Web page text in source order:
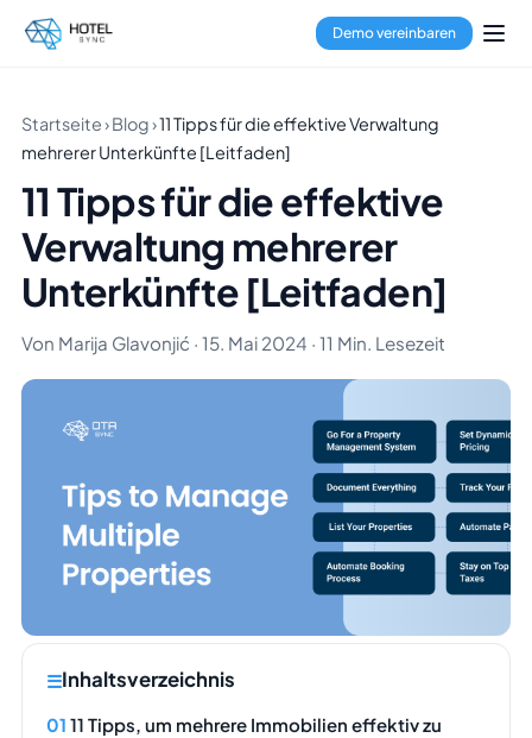
Demo vereinbaren
Startseite›Blog›11 Tipps für die effektive Verwaltung
mehrerer Unterkünfte [Leitfaden]
11 Tipps für die effektive
Verwaltung mehrerer
Unterkünfte [Leitfaden]
Von Marija Glavonjić · 15. Mai 2024 · 11 Min. Lesezeit
Inhaltsverzeichnis
11 Tipps, um mehrere Immobilien effektiv zu